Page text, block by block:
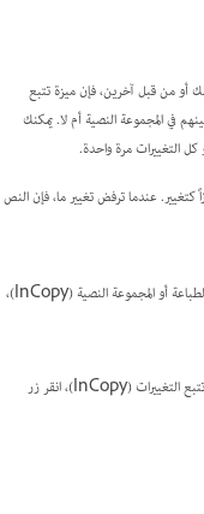
أو من قبل آخرين، فإن ميزة تتبع
في المجموعة النصية أم لا. يمكنك
كل التغييرات مرة واحدة.
عندما ترفض تغيير ما، فإن النص
في محرر المجموعة النصية (InDesign) أو في عرض لوح الطباعة أو المجموعة النصية (InCopy)،
في لوحة تتبع التغييرات (InDesign) أو في شريط أدوات تتبع التغييرات (InCopy)، انقر زر